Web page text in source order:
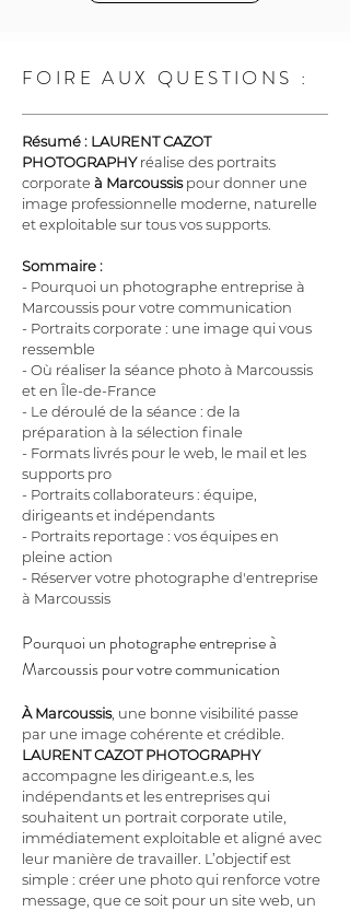
FOIRE AUX QUESTIONS :
Résumé : LAURENT CAZOT
PHOTOGRAPHY réalise des portraits
corporate à Marcoussis pour donner une
image professionnelle moderne, naturelle
et exploitable sur tous vos supports.
Sommaire :
- Pourquoi un photographe entreprise à
Marcoussis pour votre communication
- Portraits corporate : une image qui vous
ressemble
- Où réaliser la séance photo à Marcoussis
et en Île-de-France
- Le déroulé de la séance : de la
préparation à la sélection finale
- Formats livrés pour le web, le mail et les
supports pro
- Portraits collaborateurs : équipe,
dirigeants et indépendants
- Portraits reportage : vos équipes en
pleine action
- Réserver votre photographe d'entreprise
à Marcoussis
Pourquoi un photographe entreprise à
Marcoussis pour votre communication
À Marcoussis, une bonne visibilité passe
par une image cohérente et crédible.
LAURENT CAZOT PHOTOGRAPHY
accompagne les dirigeant.e.s, les
indépendants et les entreprises qui
souhaitent un portrait corporate utile,
immédiatement exploitable et aligné avec
leur manière de travailler. L’objectif est
simple : créer une photo qui renforce votre
message, que ce soit pour un site web, un